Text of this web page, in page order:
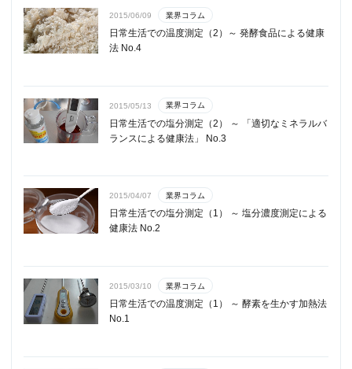
2015/06/09 業界コラム
日常生活での温度測定（2）～ 発酵食品による健康
法 No.4
2015/05/13 業界コラム
日常生活での塩分測定（2） ～ 「適切なミネラルバ
ランスによる健康法」 No.3
2015/04/07 業界コラム
日常生活での塩分測定（1） ～ 塩分濃度測定による
健康法 No.2
2015/03/10 業界コラム
日常生活での温度測定（1） ～ 酵素を生かす加熱法
No.1